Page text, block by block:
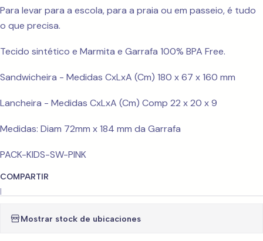
Para levar para a escola, para a praia ou em passeio, é tudo
o que precisa.
Tecido sintético e Marmita e Garrafa 100% BPA Free.
Sandwicheira - Medidas CxLxA (Cm) 180 x 67 x 160 mm
Lancheira - Medidas CxLxA (Cm) Comp 22 x 20 x 9
Medidas: Diam 72mm x 184 mm da Garrafa
PACK-KIDS-SW-PINK
COMPARTIR
|
Mostrar stock de ubicaciones